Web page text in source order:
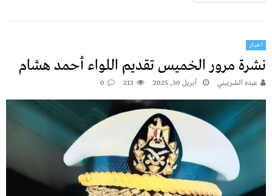
اخبار
نشرة مرور الخميس تقديم اللواء أحمد هشام
عبده الشربيني أبريل 30, 2025 213
0